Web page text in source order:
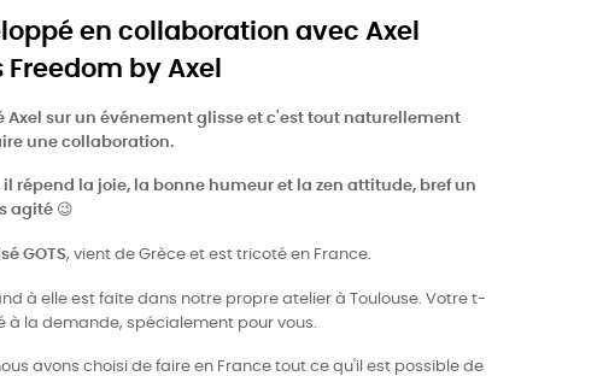
en collaboration avec Axel
by Axel
Axel sur un événement glisse et c'est tout naturellement
une collaboration.
il répend la joie, la bonne humeur et la zen attitude, bref un
agité 😉
GOTS, vient de Grèce et est tricoté en France.
à elle est faite dans notre propre atelier à Toulouse. Votre t-
à la demande, spécialement pour vous.
avons choisi de faire en France tout ce qu'il est possible de